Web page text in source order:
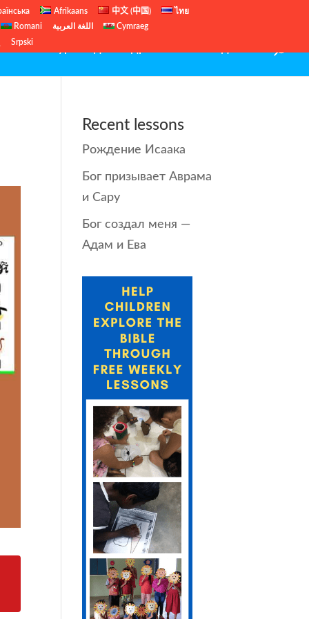
Afrikaans 中文 (中国)
ไทย
Romani
اللغة العربية
Cymraeg
Srpski уроки для подростков
Recent lessons
Рождение Исаака
Бог призывает Аврама
и Сару
Бог создал меня —
Адам и Ева